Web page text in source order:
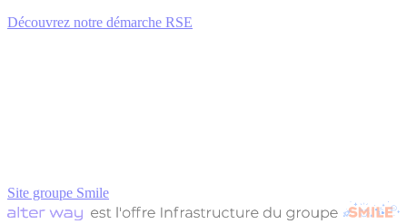
Découvrez notre démarche RSE
Site groupe Smile